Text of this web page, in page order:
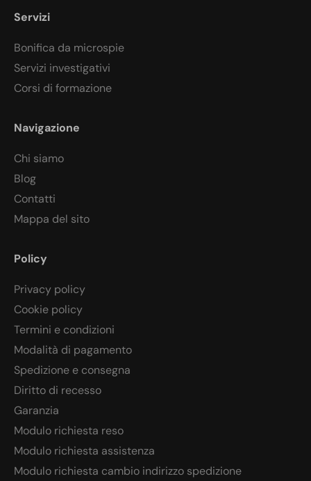
Servizi
Bonifica da microspie
Servizi investigativi
Corsi di formazione
Navigazione
Chi siamo
Blog
Contatti
Mappa del sito
Policy
Privacy policy
Cookie policy
Termini e condizioni
Modalità di pagamento
Spedizione e consegna
Diritto di recesso
Garanzia
Modulo richiesta reso
Modulo richiesta assistenza
Modulo richiesta cambio indirizzo spedizione